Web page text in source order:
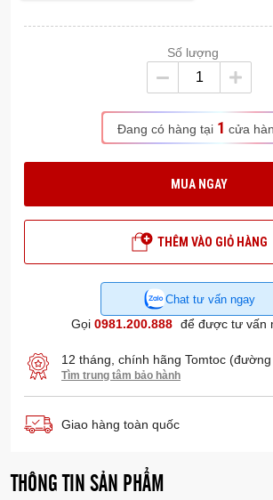
Số lượng
Đang có hàng tại 1 cửa
MUA NGAY
THÊM VÀO GIỎ HÀNG
Chat tư vấn ngay
Gọi 0981.200.888 để được tư vấn
12 tháng, chính hãng Tomtoc
Tìm trung tâm bảo hành
Giao hàng toàn quốc
THÔNG TIN SẢN PHẨM